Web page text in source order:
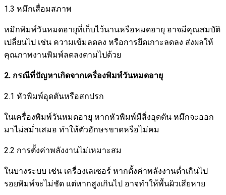
1.3 หมึกเสื่อมสภาพ
หมึกพิมพ์วันหมดอายุที่เก็บไว้นานหรือหมดอายุ อาจมีคุณสมบัติ
เปลี่ยนไป เช่น ความเข้มลดลง หรือการยึดเกาะลดลง ส่งผลให้
คุณภาพงานพิมพ์ลดลงตามไปด้วย
2. กรณีที่ปัญหาเกิดจากเครื่องพิมพ์วันหมดอายุ
2.1 หัวพิมพ์อุดตันหรือสกปรก
ในเครื่องพิมพ์วันหมดอายุ หากหัวพิมพ์มีสิ่งอุดตัน หมึกจะออก
มาไม่สม่ำเสมอ ทำให้ตัวอักษรขาดหรือไม่คม
2.2 การตั้งค่าพลังงานไม่เหมาะสม
ในบางระบบ เช่น เครื่องเลเซอร์ หากตั้งค่าพลังงานต่ำเกินไป
รอยพิมพ์จะไม่ชัด แต่หากสูงเกินไป อาจทำให้พื้นผิวเสียหาย